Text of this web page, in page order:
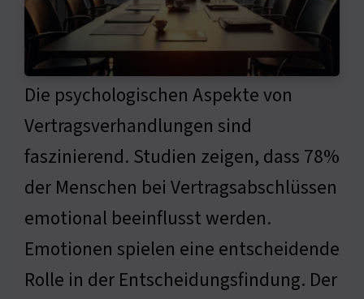
Die psychologischen Aspekte von
Vertragsverhandlungen sind
faszinierend. Studien zeigen, dass 78%
der Menschen bei Vertragsabschlüssen
emotional beeinflusst werden.
Emotionen spielen eine entscheidende
Rolle in der Entscheidungsfindung. Der